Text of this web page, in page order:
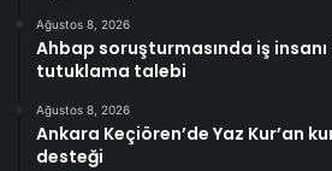
Ağustos 8, 2026
Ahbap soruşturmasında iş insanı
tutuklama talebi
Ağustos 8, 2026
Ankara Keçiören’de Yaz Kur’an
desteği